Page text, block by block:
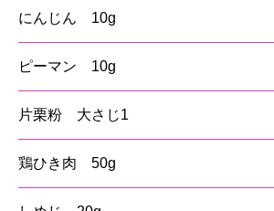
にんじん 10g
ピーマン 10g
片栗粉 大さじ1
鶏ひき肉 50g